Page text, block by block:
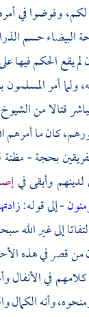
وفوضوا في
حسم
يقع الحكم فيها
ولما أمر
قتالا من
كان ما أمرهم
بحجة - مظنة
وأبقى في
- إلى قوله:
إلى غير الله
من قصر في هذه
في الأنفال
وأنه الكمال